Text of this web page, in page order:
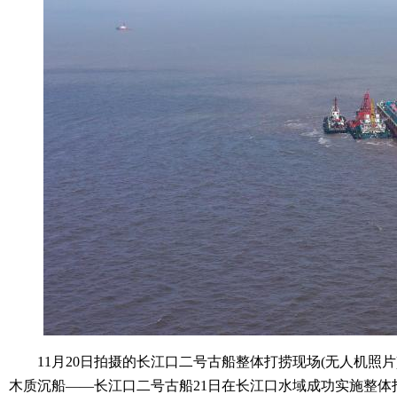
11月20日拍摄的长江口二号古船整体打捞现场(无人机照片
木质沉船——长江口二号古船21日在长江口水域成功实施整